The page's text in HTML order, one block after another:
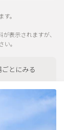
。
表示されますが、
。
ごとにみる